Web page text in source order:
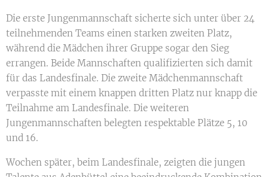
Die erste Jungenmannschaft sicherte sich unter über 24
teilnehmenden Teams einen starken zweiten Platz,
während die Mädchen ihrer Gruppe sogar den Sieg
errangen. Beide Mannschaften qualifizierten sich damit
für das Landesfinale. Die zweite Mädchenmannschaft
verpasste mit einem knappen dritten Platz nur knapp die
Teilnahme am Landesfinale. Die weiteren
Jungenmannschaften belegten respektable Plätze 5, 10
und 16.
Wochen später, beim Landesfinale, zeigten die jungen